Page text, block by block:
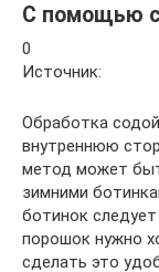
С помощью
0
Источник:
Обработка
внутреннюю
метод может
зимними
ботинок
порошок нужно
сделать это